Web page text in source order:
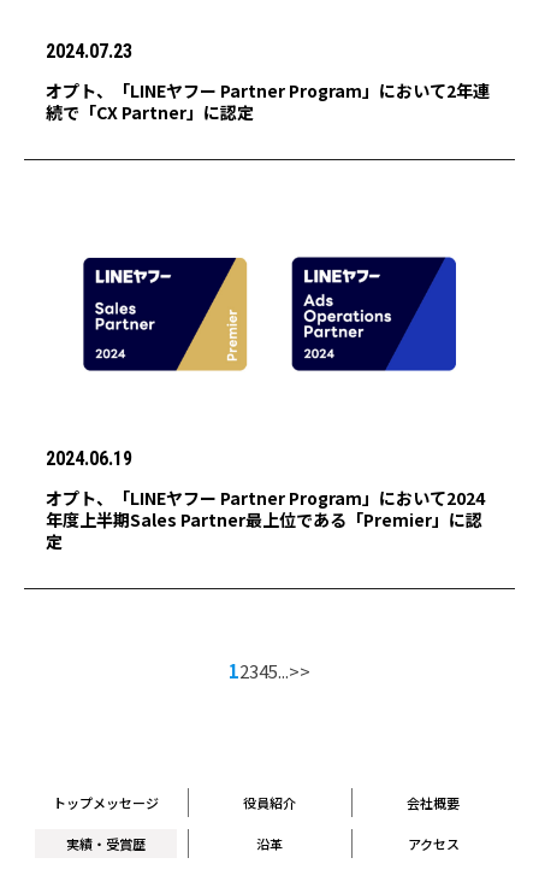
2024.07.23
オプト、「LINEヤフー Partner Program」において2年連
続で「CX Partner」に認定
2024.06.19
オプト、「LINEヤフー Partner Program」において2024
年度上半期Sales Partner最上位である「Premier」に認
定
12345...>>
トップメッセージ 役員紹介 会社概要
実績・受賞歴 沿革 アクセス